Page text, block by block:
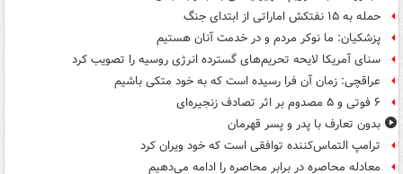
حمله به ۱۵ نفتکش‌ اماراتی از ابتدای جنگ
پزشکیان: ما نوکر مردم و در خدمت آنان هستیم
سنای آمریکا لایحه تحریم‌های گسترده انرژی روسیه را تصویب کرد
عراقچی: زمان آن فرا رسیده است که به خود متکی باشیم
۶ فوتی و ۵ مصدوم بر اثر تصادف زنجیره‌ای
بدون تعارف با پدر و پسر قهرمان
ترامپ التماس‌کننده توافقی است که خود ویران کرد
معادله محاصره در برابر محاصره را ادامه می‌دهیم